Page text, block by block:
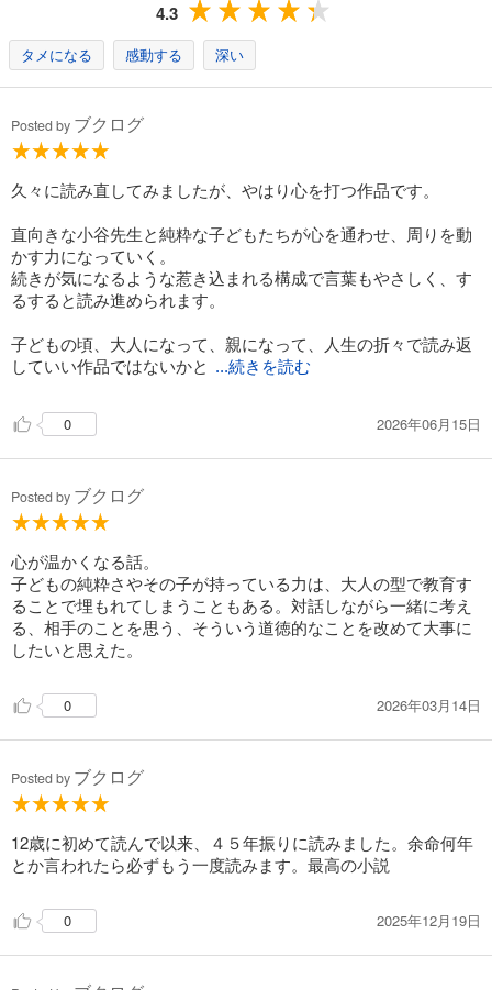
「美しい心」とは何なのか、「生きる」って何なのか。
そして、生きていく上で、また、人と接する上で、一番大切なことを
4.3
タメになる 感動する 深い
Posted by ブクログ
久々に読み直してみましたが、やはり心を打つ作品です。
直向きな小谷先生と純粋な子どもたちが心を通わせ、周りを動
かす力になっていく。
続きが気になるような惹き込まれる構成で言葉もやさしく、す
るすると読み進められます。
子どもの頃、大人になって、親になって、人生の折々で読み返
していい作品ではないかと
...続きを読む
0 2026年06月15日
Posted by ブクログ
心が温かくなる話。
子どもの純粋さやその子が持っている力は、大人の型で教育す
ることで埋もれてしまうこともある。対話しながら一緒に考え
る、相手のことを思う、そういう道徳的なことを改めて大事に
したいと思えた。
0 2026年03月14日
Posted by ブクログ
12歳に初めて読んで以来、４５年振りに読みました。余命何年
とか言われたら必ずもう一度読みます。最高の小説
0 2025年12月19日